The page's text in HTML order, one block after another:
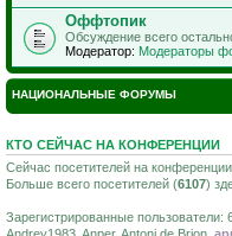
Оффтопик
Обсуждение всего
Модератор: Модераторы
НАЦИОНАЛЬНЫЕ ФОРУМЫ
КТО СЕЙЧАС НА КОНФЕРЕНЦИИ
Сейчас посетителей на
Больше всего посетителей (6107)
Зарегистрированные
Andrey1983, Anper, Antoni de Brion,